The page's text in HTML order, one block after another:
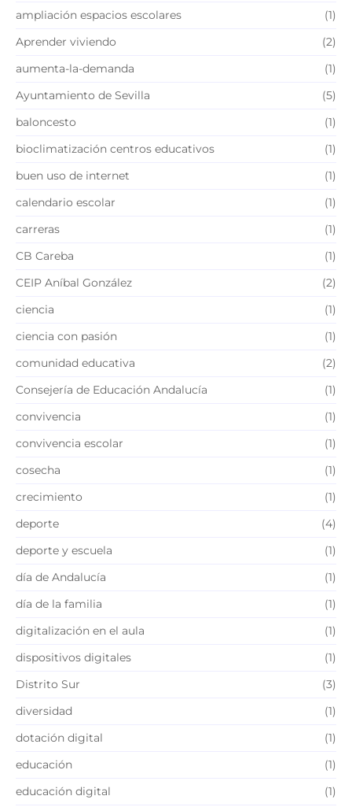
ampliación espacios escolares
(1)
Aprender viviendo
(2)
aumenta-la-demanda
(1)
Ayuntamiento de Sevilla
(5)
baloncesto
(1)
bioclimatización centros educativos
(1)
buen uso de internet
(1)
calendario escolar
(1)
carreras
(1)
CB Careba
(1)
CEIP Aníbal González
(2)
ciencia
(1)
ciencia con pasión
(1)
comunidad educativa
(2)
Consejería de Educación Andalucía
(1)
convivencia
(1)
convivencia escolar
(1)
cosecha
(1)
crecimiento
(1)
deporte
(4)
deporte y escuela
(1)
día de Andalucía
(1)
día de la familia
(1)
digitalización en el aula
(1)
dispositivos digitales
(1)
Distrito Sur
(3)
diversidad
(1)
dotación digital
(1)
educación
(1)
educación digital
(1)